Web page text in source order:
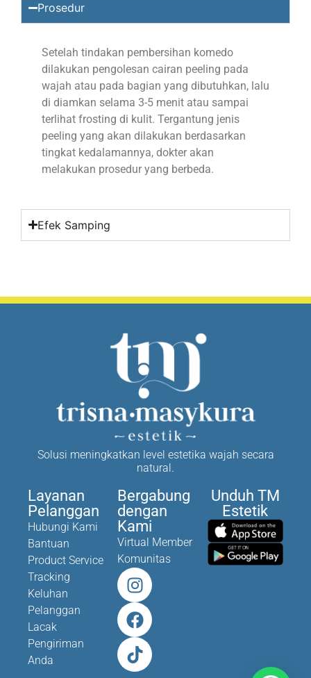
Prosedur
Setelah tindakan pembersihan komedo
dilakukan pengolesan cairan peeling pada
wajah atau pada bagian yang dibutuhkan, lalu
di diamkan selama 3-5 menit atau sampai
terlihat frosting di kulit. Tergantung jenis
peeling yang akan dilakukan berdasarkan
tingkat kedalamannya, dokter akan
melakukan prosedur yang berbeda.
Efek Samping
Solusi meningkatkan level estetika wajah secara
natural.
Layanan
Pelanggan
Hubungi Kami
Bantuan
Product Service
Tracking
Keluhan
Pelanggan
Lacak
Pengiriman
Anda
Bergabung
dengan
Kami
Virtual Member
Komunitas
Unduh TM
Estetik